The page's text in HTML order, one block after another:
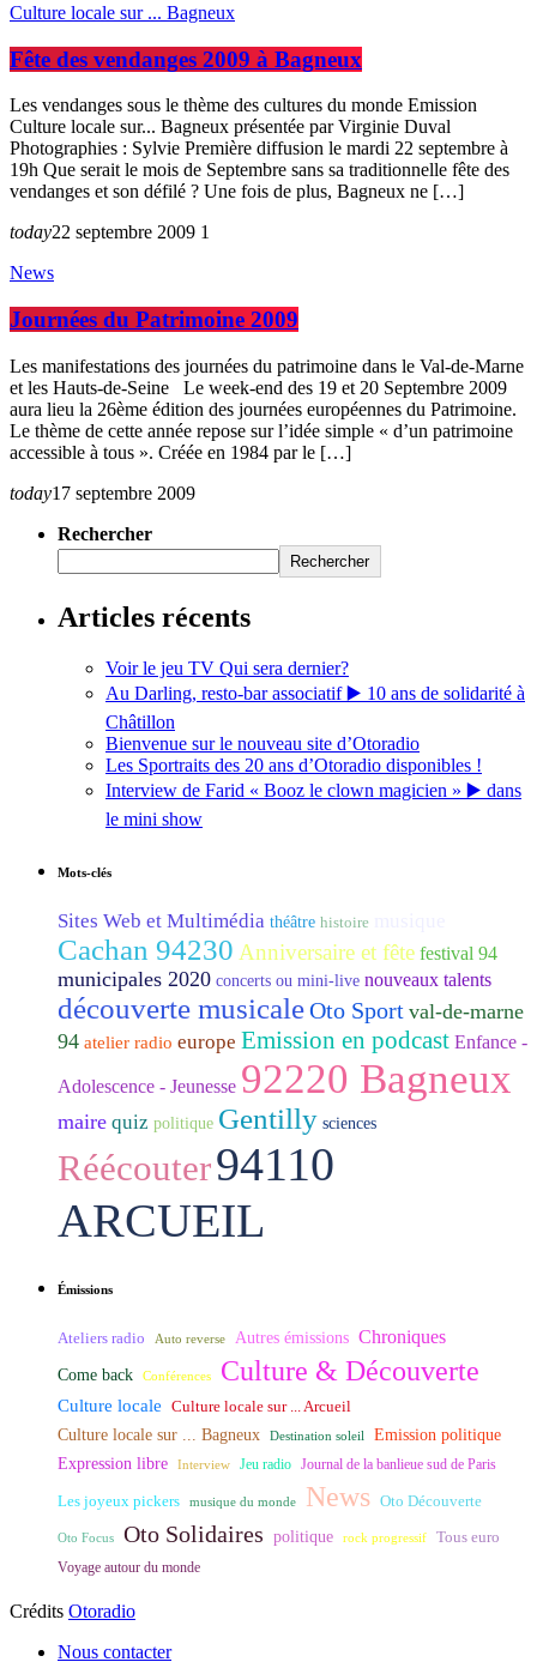
Culture locale sur ... Bagneux
Fête des vendanges 2009 à Bagneux
Les vendanges sous le thème des cultures du monde Emission
Culture locale sur... Bagneux présentée par Virginie Duval
Photographies : Sylvie Première diffusion le mardi 22 septembre à
19h Que serait le mois de Septembre sans sa traditionnelle fête des
vendanges et son défilé ? Une fois de plus, Bagneux ne […]
today22 septembre 2009 1
News
Journées du Patrimoine 2009
Les manifestations des journées du patrimoine dans le Val-de-Marne
et les Hauts-de-Seine Le week-end des 19 et 20 Septembre 2009
aura lieu la 26ème édition des journées européennes du Patrimoine.
Le thème de cette année repose sur l’idée simple « d’un patrimoine
accessible à tous ». Créée en 1984 par le […]
today17 septembre 2009
Rechercher
Rechercher
Articles récents
Voir le jeu TV Qui sera dernier?
Au Darling, resto-bar associatif ▶️ 10 ans de solidarité à
Châtillon
Bienvenue sur le nouveau site d’Otoradio
Les Sportraits des 20 ans d’Otoradio disponibles !
Interview de Farid « Booz le clown magicien » ▶️ dans
le mini show
Mots-clés
Sites Web et Multimédia théâtre histoire
Cachan 94230 Anniversaire et fête festival 94
municipales 2020 concerts ou mini-live nouveaux talents
découverte musicaleOto Sport val-de-marne
94 atelier radio europe Emission en podcast Enfance -
Adolescence - Jeunesse 92220 Bagneux
maire quiz politique Gentilly sciences
Réécouter94110
ARCUEIL
Émissions
Ateliers radio Auto reverse Autres émissions Chroniques
Come back Conférences Culture & Découverte
Culture locale Culture locale sur ... Arcueil
Culture locale sur ... Bagneux Destination soleil Emission politique
Expression libre Interview Jeu radio Journal de la banlieue sud de Paris
Les joyeux pickers musique du monde News Oto Découverte
Oto Focus Oto Solidaires politique rock progressif Tous euro
Voyage autour du monde
Crédits Otoradio
Nous contacter